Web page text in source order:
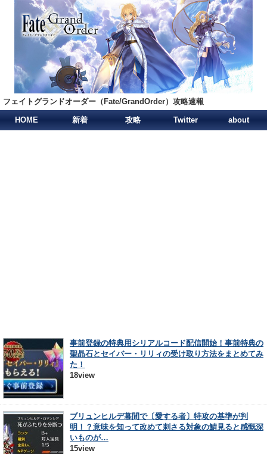
フェイトグランドオーダー（Fate/GrandOrder）攻略速報
HOME 新着 攻略 Twitter about
事前登録の特典用シリアルコード配信開始！事前特典の
聖晶石とセイバー・リリィの受け取り方法をまとめてみ
た！
18view
ブリュンヒルデ幕間で〔愛する者〕特攻の基準が判
明！？意味を知って改めて刺さる対象の鯖見ると感慨深
いものが…
15view